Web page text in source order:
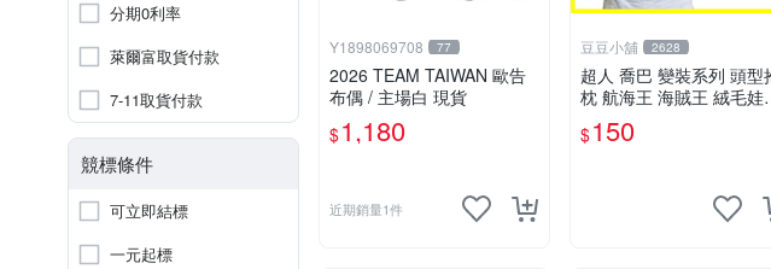
分期0利率
萊爾富取貨付款
7-11取貨付款
競標條件
可立即結標
一元起標
Y1898069708 77
2026 TEAM TAIWAN 歐告
布偶 / 主場白 現貨
$1,180
近期銷量1件
豆豆小舖 2628
超人 喬巴 變裝系列 頭型
枕 航海王 海賊王 絨毛娃
抱枕 午安枕 12吋 ~6378
$150